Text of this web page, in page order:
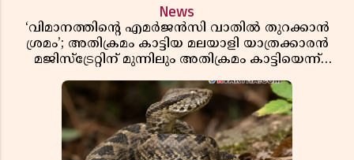
News
‘വിമാനത്തിൻ്റെ എമർജൻസി വാതിൽ തുറക്കാൻ
ശ്രമം’; അതിക്രമം കാട്ടിയ മലയാളി യാത്രക്കാരൻ
മജിസ്ട്രേറ്റിന് മുന്നിലും അതിക്രമം കാട്ടിയെന്ന്